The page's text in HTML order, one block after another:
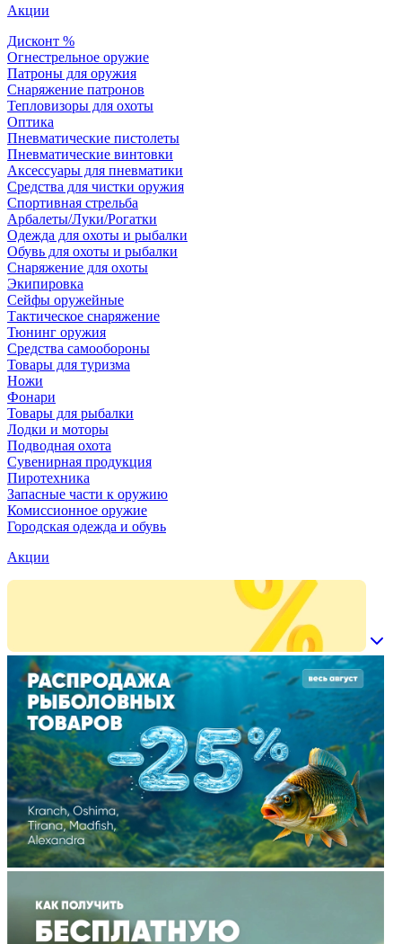
Акции
Дисконт %
Огнестрельное оружие
Патроны для оружия
Снаряжение патронов
Тепловизоры для охоты
Оптика
Пневматические пистолеты
Пневматические винтовки
Аксессуары для пневматики
Средства для чистки оружия
Спортивная стрельба
Арбалеты/Луки/Рогатки
Одежда для охоты и рыбалки
Обувь для охоты и рыбалки
Снаряжение для охоты
Экипировка
Сейфы оружейные
Тактическое снаряжение
Тюнинг оружия
Средства самообороны
Товары для туризма
Ножи
Фонари
Товары для рыбалки
Лодки и моторы
Подводная охота
Сувенирная продукция
Пиротехника
Запасные части к оружию
Комиссионное оружие
Городская одежда и обувь
Акции